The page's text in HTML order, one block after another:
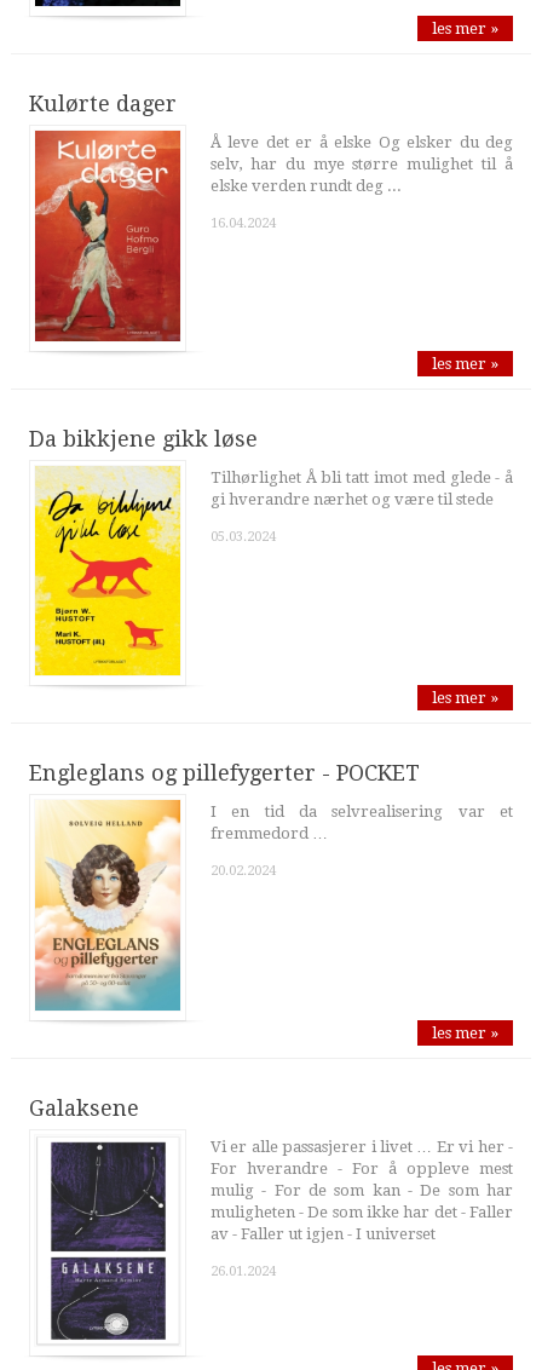
les mer »
Kulørte dager
Å leve det er å elske Og elsker du deg
selv, har du mye større mulighet til å
elske verden rundt deg ...
16.04.2024
les mer »
Da bikkjene gikk løse
Tilhørlighet Å bli tatt imot med glede - å
gi hverandre nærhet og være til stede
05.03.2024
les mer »
Engleglans og pillefygerter - POCKET
I en tid da selvrealisering var et
fremmedord …
20.02.2024
les mer »
Galaksene
Vi er alle passasjerer i livet … Er vi her -
For hverandre - For å oppleve mest
mulig - For de som kan - De som har
muligheten - De som ikke har det - Faller
av - Faller ut igjen - I universet
26.01.2024